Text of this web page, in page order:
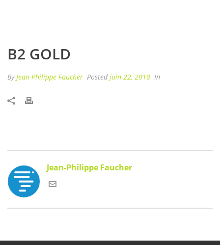
B2 GOLD
ByJean-Philippe Faucher Posted juin 22, 2018 In
Jean-Philippe Faucher